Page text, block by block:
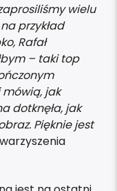
wielu
przykład
Rafał
– taki top
mówią, jak
dotknęła, jak
Pięknie jest